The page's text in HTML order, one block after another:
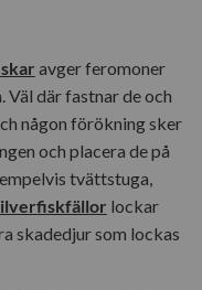
avger feromoner
Väl där fastnar de och
någon förökning sker
och placera de på
tvättstuga,
lockar
skadedjur som lockas